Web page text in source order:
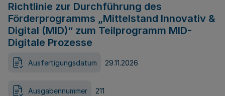
Richtlinie zur Durchführung des
Förderprogramms „Mittelstand Innovativ &
Digital (MID)“ zum Teilprogramm MID-
Digitale Prozesse
Ausfertigungsdatum 29.11.2026
Ausgabennummer 211